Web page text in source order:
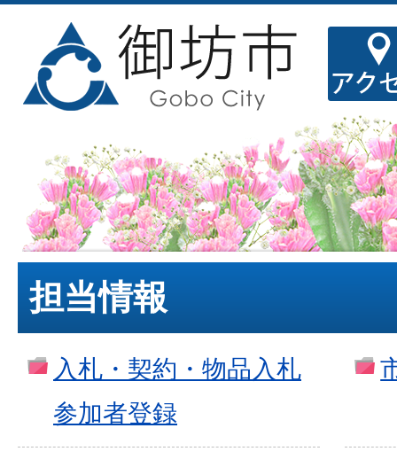
担当情報
入札・契約・物品入札
参加者登録